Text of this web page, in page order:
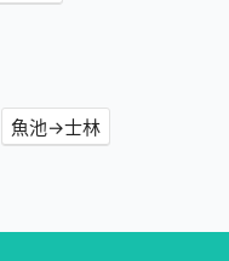
魚池→士林